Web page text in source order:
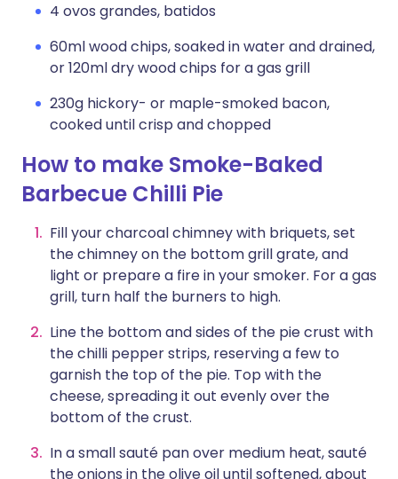
4 ovos grandes, batidos
60ml wood chips, soaked in water and drained,
or 120ml dry wood chips for a gas grill
230g hickory- or maple-smoked bacon,
cooked until crisp and chopped
How to make Smoke-Baked
Barbecue Chilli Pie
Fill your charcoal chimney with briquets, set
the chimney on the bottom grill grate, and
light or prepare a fire in your smoker. For a gas
grill, turn half the burners to high.
Line the bottom and sides of the pie crust with
the chilli pepper strips, reserving a few to
garnish the top of the pie. Top with the
cheese, spreading it out evenly over the
bottom of the crust.
In a small sauté pan over medium heat, sauté
the onions in the olive oil until softened, about